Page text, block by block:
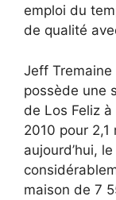
emploi du
de qualité
Jeff
possède une
de Los Feliz à
2010 pour
aujourd’hui,
maison de 7